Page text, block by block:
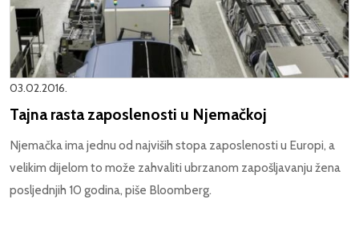
03.02.2016.
Tajna rasta zaposlenosti u Njemačkoj
Njemačka ima jednu od najviših stopa zaposlenosti u Europi, a
velikim dijelom to može zahvaliti ubrzanom zapošljavanju žena
posljednjih 10 godina, piše Bloomberg.